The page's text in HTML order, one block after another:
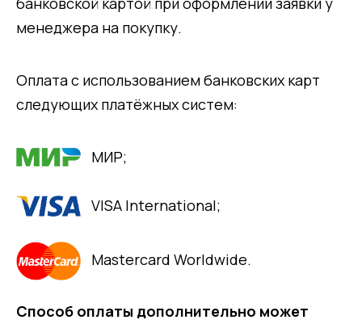
менеджера на покупку.
Оплата с использованием банковских карт
следующих платёжных систем:
МИР;
VISA International;
Mastercard Worldwide.
Способ оплаты дополнительно может